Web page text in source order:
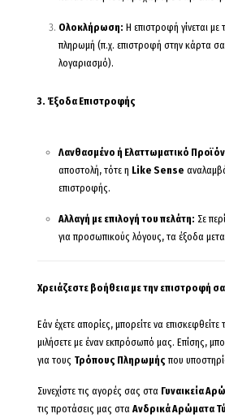
Ολοκλήρωση: Η επιστροφή γίνεται με
πληρωμή (π.χ. επιστροφή στην κάρτα
λογαριασμό).
3. Έξοδα Επιστροφής
Λανθασμένο ή Ελαττωματικό
αποστολή, τότε η Like Sense
επιστροφής.
Αλλαγή με επιλογή του πελάτη: Σε
για προσωπικούς λόγους, τα έξοδα
Χρειάζεστε βοήθεια με την επιστροφή
Εάν έχετε απορίες, μπορείτε να επισκεφθείτε
μιλήσετε με έναν εκπρόσωπό μας. Επίσης,
για τους Τρόπους Πληρωμής που
Συνεχίστε τις αγορές σας στα Γυναικεία
τις προτάσεις μας στα Ανδρικά Αρώματα